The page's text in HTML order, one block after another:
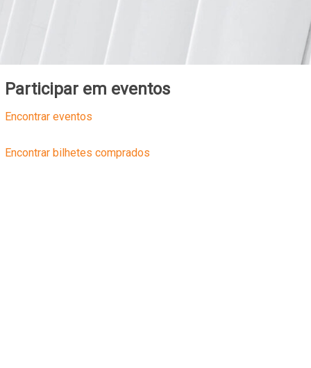
Participar em eventos
Encontrar eventos
Encontrar bilhetes comprados